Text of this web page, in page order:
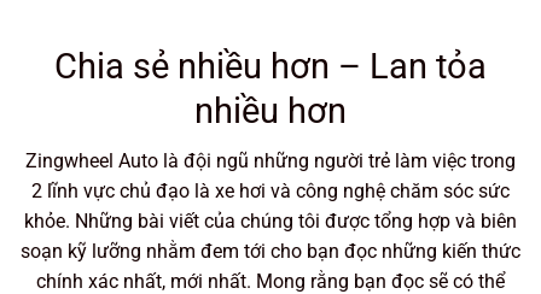
Chia sẻ nhiều hơn – Lan tỏa
nhiều hơn
Zingwheel Auto là đội ngũ những người trẻ làm việc trong
2 lĩnh vực chủ đạo là xe hơi và công nghệ chăm sóc sức
khỏe. Những bài viết của chúng tôi được tổng hợp và biên
soạn kỹ lưỡng nhằm đem tới cho bạn đọc những kiến thức
chính xác nhất, mới nhất. Mong rằng bạn đọc sẽ có thể